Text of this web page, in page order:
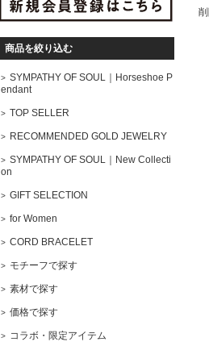
商品を絞り込む
SYMPATHY OF SOUL｜Horseshoe P
endant
TOP SELLER
RECOMMENDED GOLD JEWELRY
SYMPATHY OF SOUL｜New Collecti
on
GIFT SELECTION
for Women
CORD BRACELET
モチーフで探す
素材で探す
価格で探す
コラボ・限定アイテム